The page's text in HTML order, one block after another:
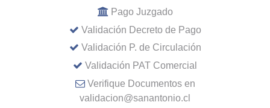
Pago Juzgado
Validación Decreto de Pago
Validación P. de Circulación
Validación PAT Comercial
Verifique Documentos en
validacion@sanantonio.cl